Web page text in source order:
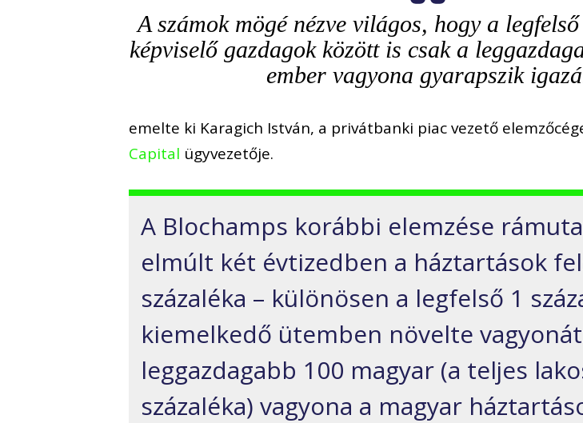
A számok mögé nézve világos, hogy a
képviselő gazdagok között is csak a
ember vagyona gyarapszik
emelte ki Karagich István, a privátbanki piac vezető
Capital ügyvezetője.
A Blochamps korábbi elemzése
elmúlt két évtizedben a háztartások
százaléka – különösen a legfelső 1
kiemelkedő ütemben növelte
leggazdagabb 100 magyar (a teljes
százaléka) vagyona a magyar